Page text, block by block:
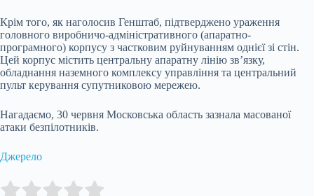
Крім того, як наголосив Генштаб, підтверджено ураження
головного виробничо-адміністративного (апаратно-
програмного) корпусу з частковим руйнуванням однієї зі стін.
Цей корпус містить центральну апаратну лінію зв’язку,
обладнання наземного комплексу управління та центральний
пульт керування супутниковою мережею.
Нагадаємо, 30 червня Московська область зазнала масованої
атаки безпілотників.
Джерело
Rate this item: